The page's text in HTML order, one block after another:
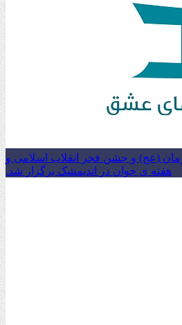
(عج) و جشن فجر انقلاب اسلامی و
هفته ی جوان در اندیمشک برگزار شد.